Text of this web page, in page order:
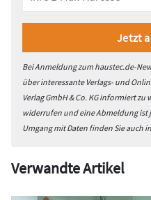
Bei Anmeldung zum haustec.de-
über interessante Verlags- und
Verlag GmbH & Co. KG informiert
widerrufen und eine Abmeldung
Umgang mit Daten finden Sie auch
Verwandte Artikel